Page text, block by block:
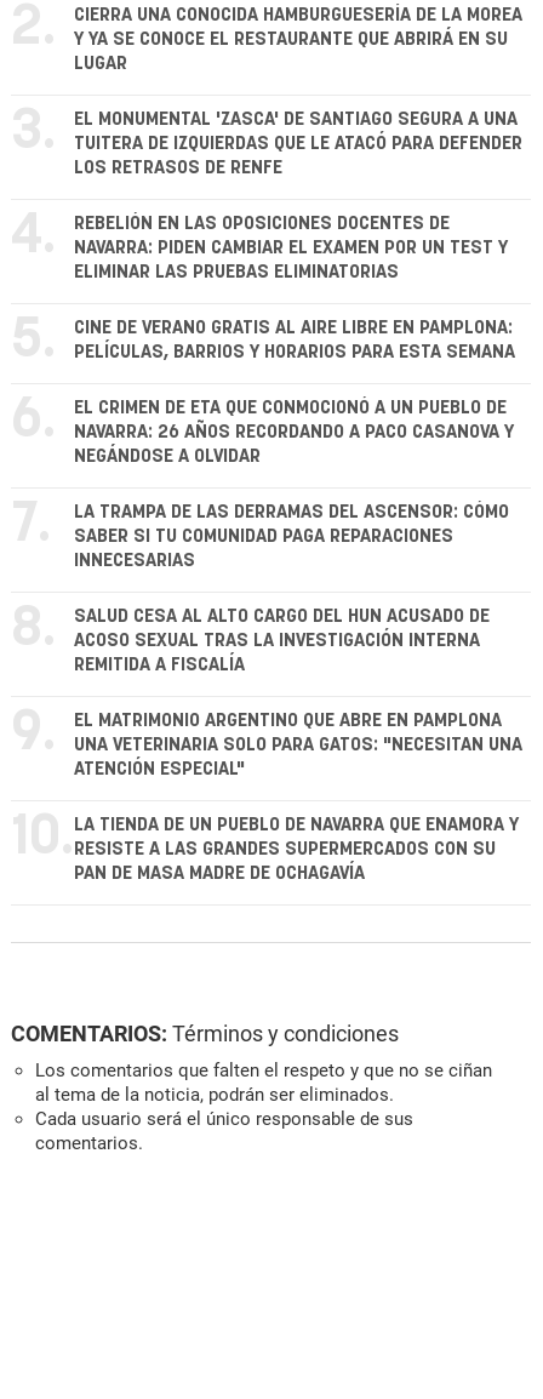
2.
CIERRA UNA CONOCIDA HAMBURGUESERÍA DE LA MOREA
Y YA SE CONOCE EL RESTAURANTE QUE ABRIRÁ EN SU
LUGAR
3.
EL MONUMENTAL 'ZASCA' DE SANTIAGO SEGURA A UNA
TUITERA DE IZQUIERDAS QUE LE ATACÓ PARA DEFENDER
LOS RETRASOS DE RENFE
4.
REBELIÓN EN LAS OPOSICIONES DOCENTES DE
NAVARRA: PIDEN CAMBIAR EL EXAMEN POR UN TEST Y
ELIMINAR LAS PRUEBAS ELIMINATORIAS
5.
CINE DE VERANO GRATIS AL AIRE LIBRE EN PAMPLONA:
PELÍCULAS, BARRIOS Y HORARIOS PARA ESTA SEMANA
6.
EL CRIMEN DE ETA QUE CONMOCIONÓ A UN PUEBLO DE
NAVARRA: 26 AÑOS RECORDANDO A PACO CASANOVA Y
NEGÁNDOSE A OLVIDAR
7.
LA TRAMPA DE LAS DERRAMAS DEL ASCENSOR: CÓMO
SABER SI TU COMUNIDAD PAGA REPARACIONES
INNECESARIAS
8.
SALUD CESA AL ALTO CARGO DEL HUN ACUSADO DE
ACOSO SEXUAL TRAS LA INVESTIGACIÓN INTERNA
REMITIDA A FISCALÍA
9.
EL MATRIMONIO ARGENTINO QUE ABRE EN PAMPLONA
UNA VETERINARIA SOLO PARA GATOS: "NECESITAN UNA
ATENCIÓN ESPECIAL"
10. LA TIENDA DE UN PUEBLO DE NAVARRA QUE ENAMORA Y
RESISTE A LAS GRANDES SUPERMERCADOS CON SU
PAN DE MASA MADRE DE OCHAGAVÍA
COMENTARIOS: Términos y condiciones
Los comentarios que falten el respeto y que no se ciñan
al tema de la noticia, podrán ser eliminados.
Cada usuario será el único responsable de sus
comentarios.